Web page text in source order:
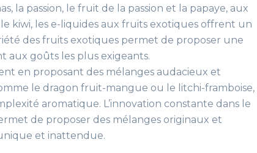
la passion, le fruit de la passion et la papaye, aux
kiwi, les e-liquides aux fruits exotiques offrent un
des fruits exotiques permet de proposer une
aux goûts les plus exigeants.
en proposant des mélanges audacieux et
le dragon fruit-mangue ou le litchi-framboise,
aromatique. L’innovation constante dans le
de proposer des mélanges originaux et
et inattendue.